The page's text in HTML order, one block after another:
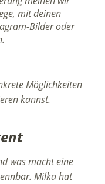
mit deinen
Bilder oder
Möglichkeiten
kannst.
was macht eine
Milka hat